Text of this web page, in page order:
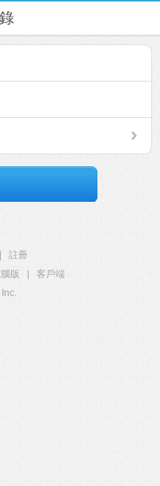
註冊
版
客戶端